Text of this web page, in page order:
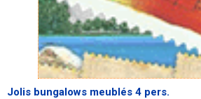
Jolis bungalows meublés 4 pers.